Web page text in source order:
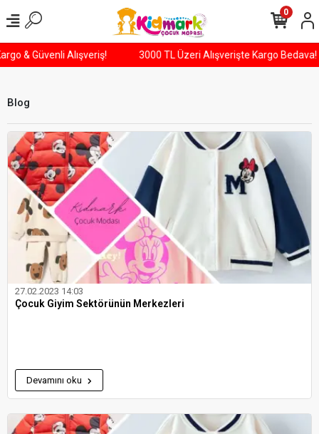
Kargo & Güvenli Alışveriş! 3000 TL Üzeri Alışverişte Kargo
0
Blog
27.02.2023 14:03
Çocuk Giyim Sektörünün Merkezleri
Devamını oku